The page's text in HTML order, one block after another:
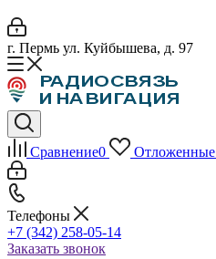
г. Пермь ул. Куйбышева, д. 97
Сравнение0 Отложенные
Телефоны
+7 (342) 258-05-14
Заказать звонок